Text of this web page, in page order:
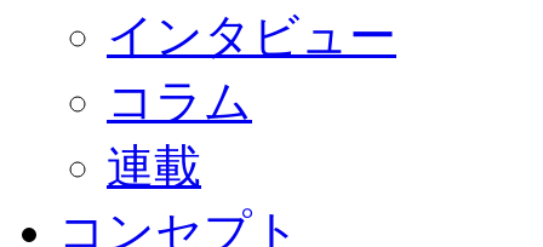
インタビュー
コラム
連載
コンセプト